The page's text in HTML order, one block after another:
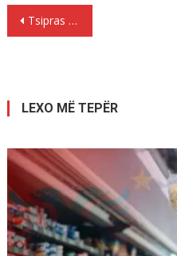
Lëvizje
Tsipras për çështjen e Maqedonise: Unë kam një përgjegjësi ndaj vendit
LEXO MË TEPËR